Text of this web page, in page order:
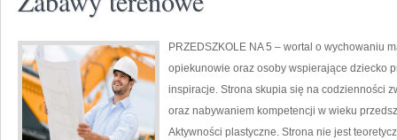
PRZEDSZKOLE NA 5 – wortal o wychowaniu
opiekunowie oraz osoby wspierające dziecko
inspiracje. Strona skupia się na codzienności
oraz nabywaniem kompetencji w wieku
Aktywności plastyczne. Strona nie jest